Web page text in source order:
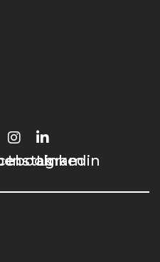
Instagram
Linkedin